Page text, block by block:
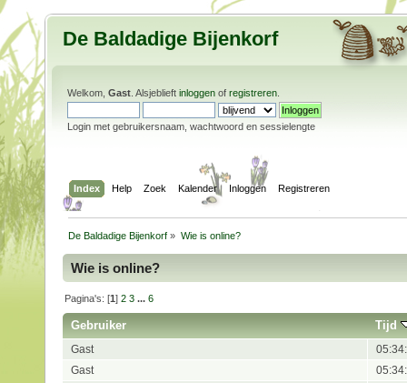
De Baldadige Bijenkorf
Welkom, Gast . Alsjeblieft inloggen of registreren
Login met gebruikersnaam, wachtwoord en sessielengte
Index Help Zoek Kalender Inloggen Registreren
De Baldadige Bijenkorf » Wie is online?
Wie is online?
Pagina's: [1]2 3 ...6
Gebruiker Tijd
Gast
Gast